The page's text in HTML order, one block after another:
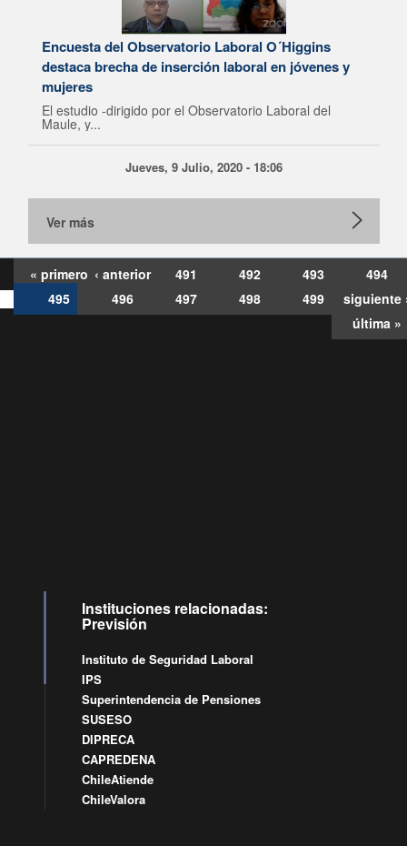
Encuesta del Observatorio Laboral O´Higgins
destaca brecha de inserción laboral en jóvenes y
mujeres
El estudio -dirigido por el Observatorio Laboral del
Maule, y...
Jueves, 9 Julio, 2020 - 18:06
Ver más
« primero ‹ anterior 491 492 493
494
495
496 497 498 499
siguiente
última »
Instituciones relacionadas:
Previsión
Instituto de Seguridad Laboral
IPS
Superintendencia de Pensiones
SUSESO
DIPRECA
CAPREDENA
ChileAtiende
ChileValora